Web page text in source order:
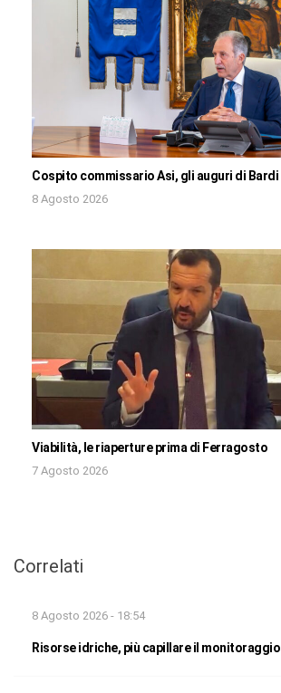
Cospito commissario Asi, gli auguri di Bardi
8 Agosto 2026
Viabilità, le riaperture prima di Ferragosto
7 Agosto 2026
Correlati
8 Agosto 2026 - 18:54
Risorse idriche, più capillare il monitoraggio